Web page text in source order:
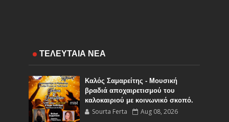
ΤΕΛΕΥΤΑΙΑ ΝΕΑ
Καλός Σαμαρείτης - Μουσική
βραδιά αποχαιρετισμού του
καλοκαιριού με κοινωνικό σκοπό.
Sourta Ferta Aug 08, 2026